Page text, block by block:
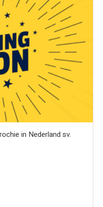
in Nederland sv.